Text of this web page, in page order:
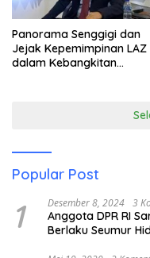
Panorama Senggigi dan
Jejak Kepemimpinan LAZ
dalam Kebangkitan
Popular Post
1 Desember 8, 2024 3
Anggota DPR RI
Berlaku Seumur